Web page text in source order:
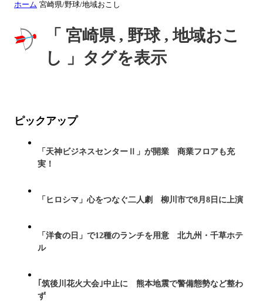
ホーム 宮崎県/野球/地域おこし
「 宮崎県 , 野球 , 地域おこ
し 」タグを表示
ピックアップ
「天神ビジネスセンターⅡ」が開業 商業フロアも充
実！
「ヒロシマ」心をつなぐ二人劇 柳川市で8月8日に上演
「洋食の日」で12種のランチを用意 北九州・千草ホテ
ル
｢筑後川花火大会｣中止に 熊本地震で警備態勢など整わ
ず